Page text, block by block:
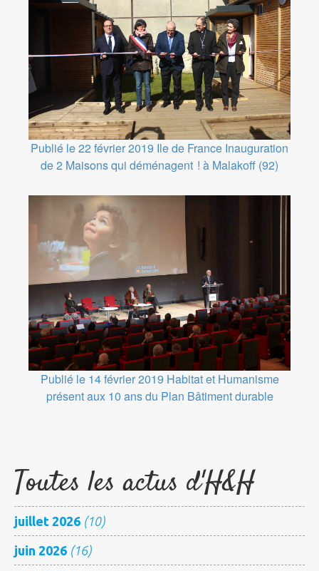
Publié le 22 février 2019 Ile de France Inauguration
de 2 Maisons qui déménagent ! à Malakoff (92)
Publié le 14 février 2019 Habitat et Humanisme
présent aux 10 ans du Plan Bâtiment durable
Toutes les actus d'H&H
juillet 2026 (10)
juin 2026 (16)